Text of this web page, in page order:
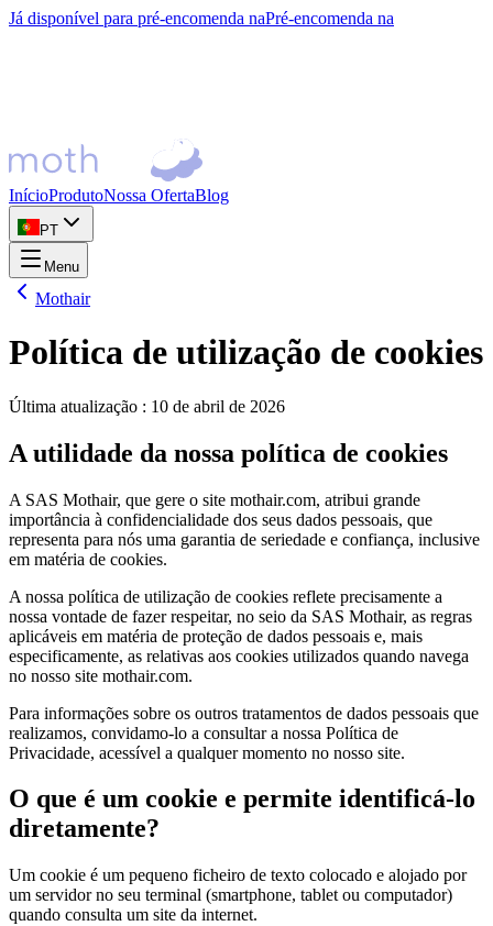
Já disponível para pré-encomenda naPré-encomenda na
InícioProdutoNossa OfertaBlog
PT
Menu
Mothair
Política de utilização de cookies
Última atualização : 10 de abril de 2026
A utilidade da nossa política de cookies
A SAS Mothair, que gere o site mothair.com, atribui grande
importância à confidencialidade dos seus dados pessoais, que
representa para nós uma garantia de seriedade e confiança, inclusive
em matéria de cookies.
A nossa política de utilização de cookies reflete precisamente a
nossa vontade de fazer respeitar, no seio da SAS Mothair, as regras
aplicáveis em matéria de proteção de dados pessoais e, mais
especificamente, as relativas aos cookies utilizados quando navega
no nosso site mothair.com.
Para informações sobre os outros tratamentos de dados pessoais que
realizamos, convidamo-lo a consultar a nossa Política de
Privacidade, acessível a qualquer momento no nosso site.
O que é um cookie e permite identificá-lo
diretamente?
Um cookie é um pequeno ficheiro de texto colocado e alojado por
um servidor no seu terminal (smartphone, tablet ou computador)
quando consulta um site da internet.